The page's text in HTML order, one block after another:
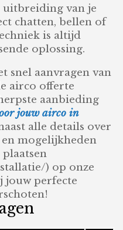
uitbreiding van je
chatten, bellen of
is altijd
oplossing.
snel aanvragen van
airco offerte
aanbieding
jouw airco in
alle details over
mogelijkheden
) op onze
jouw perfecte